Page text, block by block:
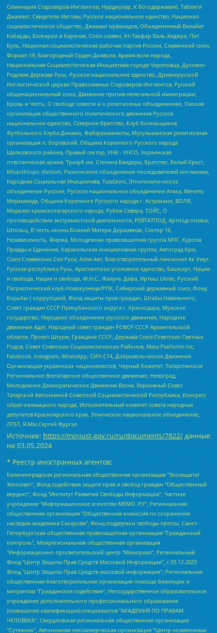
Семинария Староверов-Инглингов, Нурджулар, К Богодержавию, Таблиги
Джамаат, Свидетели Иеговы, Русское национальное единство, Национал-
социалистическое общество, Джамаат мувахидов, Объединенный Вилайат
Кабарды, Балкарии и Карачая, Союз славян, Ат-Такфир Валь-Хиджра, Пит
Буль, Национал-социалистическая рабочая партия России, Славянский союз,
Формат-18, Благородный Орден Дьявола, Армия воли народа,
Национальная Социалистическая Инициатива города Череповца, Духовно-
Родовая Держава Русь, Русское национальное единство, Древнерусской
Инглистической церкви Православных Староверов-Инглингов, Русский
общенациональный союз, Движение против нелегальной иммиграции,
Кровь и Честь, О свободе совести и о религиозных объединениях, Омская
организация общественного политического движения Русское
национальное единство, Северное Братство, Клуб Болельщиков
Футбольного Клуба Динамо, Файзрахманисты, Мусульманская религиозная
организация п. Боровский, Община Коренного Русского народа
Щелковского района, Правый сектор, УНА - УНСО, Украинская
повстанческая армия, Тризуб им. Степана Бандеры, Братство, Белый Крест,
Misanthropic division, Религиозное объединение последователей инглиизма,
Народная Социальная Инициатива, TulaSkins, Этнополитическое
объединение Русские, Русское национальное объединение Атака, Мечеть
Мирмамеда, Община Коренного Русского народа г. Астрахани, ВОЛЯ,
Меджлис крымскотатарского народа, Рубеж Севера, ТОЙС, О
противодействии экстремистской деятельности, РЕВТАТПОД, Артподготовка,
Штольц, В честь иконы Божией Матери Державная, Сектор 16,
Независимость, Фирма, Молодежная правозащитная группа МПГ, Курсом
Правды и Единения, Каракольская инициативная группа, Автоград Крю,
Союз Славянских Сил Руси, Алля-Аят, Благотворительный пансионат Ак Умут,
Русская республика Русь, Арестантское уголовное единство, Башкорт, Нация
и свобода, Нация и свобода, W.H.С., Фалунь Дафа, Иртыш Ultras, Русский
Патриотический клуб-Новокузнецк/РПК, Сибирский державный союз, Фонд
борьбы с коррупцией, Фонд защиты прав граждан, Штабы Навального,
Совет граждан СССР Прикубанского округа г. Краснодара, Мужское
государство, Народное объединение русского движения, Народное
движение Адат, Народный совет граждан РСФСР СССР Архангельской
области, Проект Штурм, Граждане СССР, Держава Союз Советских Светлых
Родов, Совет Советских Социалистических Районов, Meta Platforms Inc,
Facebook, Instagram, WhatsApp, СИЧ-С14, Добровольческое Движение
Организации украинских националистов, Черный Комитет, Татарстанское
Региональное Всетатарское общественное движение, Невоград,
Молодежное Демократическое Движение Весна, Верховный Совет
Татарской Автономной Советской Социалистической Республики, Конгресс
ойрат-калмыцкого народа, Исполнительный комитет совета народных
депутатов Красноярского края, Этническое национальное объединение,
ЛГБТ, Я.МЫ Сергей Фургал
Источник: https://minjust.gov.ru/ru/documents/7822/ данные
на 03.05.2024
* Реестр иностранных агентов:
Калининградская региональная общественная организация "Экозащита!-Женсовет", Фонд содействия защите прав и свобод граждан "Общественный вердикт", Фонд "Институт Развития Свободы Информации", Частное учреждение "Информационное агентство МЕМО. РУ", Региональная общественная организация "Общественная комиссия по сохранению наследия академика Сахарова", Фонд поддержки свободы прессы, Санкт-Петербургская общественная правозащитная организация "Гражданский контроль", Межрегиональная общественная организация "Информационно-просветительский центр "Мемориал", Региональный Фонд "Центр Защиты Прав Средств Массовой Информации", с 05.12.2023 Фонд "Центр Защиты Прав Средств массовой информации", Региональная общественная благотворительная организация помощи беженцам и мигрантам "Гражданское содействие", Негосударственное образовательное учреждение дополнительного профессионального образования (повышение квалификации) специалистов "АКАДЕМИЯ ПО ПРАВАМ ЧЕЛОВЕКА", Свердловская региональная общественная организация "Сутяжник", Автономная некоммерческая организация "Центр независимых социологических исследований", Союз общественных объединений "Российский исследовательский центр по правам человека", Региональное общественное учреждение научно-информационный центр "МЕМОРИАЛ", Некоммерческая организация "Фонд защиты гласности", Автономная некоммерческая организация "Институт прав человека", Городская общественная организация "Екатеринбургское общество "МЕМОРИАЛ", Городская общественная организация "Рязанское историко-просветительское и правозащитное общество "Мемориал" (Рязанский Мемориал), Челябинский региональный орган общественной самодеятельности – женское общественное объединение "Женщины Евразии", Челябинский региональный орган общественной самодеятельности "Уральская правозащитная группа", Фонд содействия защите здоровья и социальной справедливости имени Андрея Рылькова, Автономная Некоммерческая Организация "Аналитический Центр Юрия Левады", Автономная некоммерческая организация социальной поддержки населения "Проект Апрель", Региональная общественная организация помощи женщинам и детям, находящимся в кризисной ситуации "Информационно-методический центр "Анна", Фонд содействия развитию массовых коммуникаций и правовому просвещению "Так-так-Так", Фонд содействия устойчивому развитию "Серебряная тайга", Свердловский региональный общественный фонд социальных проектов "Новое время", "Idel.Реалии", Кавказ.Реалии, Крым.Реалии, Телеканал Настоящее Время, Татаро-башкирская служба Радио Свобода (Azatliq Radiosi), Радио Свободная Европа/Радио Свобода (PCE/PC), "Сибирь.Реалии", "Фактограф", Благотворительный фонд помощи осужденным и их семьям, Автономная некоммерческая организация "Институт глобализации и социальных движений", Фонд "В защиту прав заключенных", Частное учреждение "Центр поддержки и содействия развитию средств массовой информации", Пензенский региональный общественный благотворительный фонд "Гражданский союз", "Север.Реалии", Некоммерческая организация Фонд "Правовая инициатива", Общество с ограниченной ответственностью "Радио Свободная Европа/Радио Свобода", Чешское информационное агентство "MEDIUM-ORIENT", Красноярская региональная общественная организация "Мы против СПИДа", Камалягин Денис Николаевич, Маркелов Сергей Евгеньевич, Пономарев Лев Александрович, Савицкая Людмила Алексеевна, Автономная некоммерческая организация "Центр по работе с проблемой насилия "НАСИЛИЮ.НЕТ", Межрегиональный профессиональный союз работников здравоохранения "Альянс врачей", Юридическое лицо, зарегистрированное в Латвийской Республике, SIA "Medusa Project" (регистрационный номер 40103797863, дата регистрации 10.06.2014), Некоммерческая организация "Фонд по борьбе с коррупцией", Автономная некоммерческая организация "Институт права и публичной политики", Баданин Роман Сергеевич, Гликин Максим Александрович, Железнова Мария Михайловна, Лукьянова Юлия Сергеевна, Маетная Елизавета Витальевна, Маняхин Петр Борисович, Чуракова Ольга Владимировна, Ярош Юлия Петровна, Юридическое лицо "The Insider SIA", зарегистрированное в Риге, Латвийская Республика (дата регистрации 26.06.2015), являющееся администратором доменного имени интернет-издания "The Insider SIA", https://theins.ru, Постернак Алексей Евгеньевич, Рубин Михаил Аркадьевич, Анин Роман Александрович, Юридическое лицо Istories fonds, зарегистрированное в Латвийской Республике (регистрационный номер 50008295751, дата регистрации 24.02.2020), Великовский Дмитрий Александрович, Долинина Ирина Николаевна, Мароховская Алеся Алексеевна, Шлейнов Роман Юрьевич, Шмагун Олеся Валентиновна, Общество с ограниченной ответственностью "Альтаир 2021", Общество с ограниченной ответственностью "Вега 2021", Общество с ограниченной ответственностью "Главный редактор 2021", Общество с ограниченной ответственностью "Ромашки монолит", Важенков Артем Валерьевич, Ивановская областная общественная организация "Центр гендерных исследований", Гурман Юрий Альбертович, Медиапроект "ОВД-Инфо", Егоров Владимир Владимирович, Жилинский Владимир Александрович, Общество с ограниченной ответственностью "ЗП", Иванова София Юрьевна, Карезина Инна Павловна, Кильтау Екатерина Викторовна, Петров Алексей Викторович, Пискунов Сергей Евгеньевич, Смирнов Сергей Сергеевич, Тихонов Михаил Сергеевич, Общество с ограниченной ответственностью "ЖУРНАЛИСТ-ИНОСТРАННЫЙ АГЕНТ", Арапова Галина Юрьевна, Вольтская Татьяна Анатольевна, Американская компания "Mason G.E.S. Anonymous Foundation" (США), являющаяся владельцем интернет-издания https://mnews.world/, Компания "Stichting Bellingcat", зарегистрированная в Нидерландах (дата регистрации 11.07.2018), Захаров Андрей Вячеславович, Клепиковская Екатерина Дмитриевна, Общество с ограниченной ответственностью "МЕМО", Перл Роман Александрович, Симонов Евгений Алексеевич, Соловьева Елена Анатольевна, Сотников Даниил Владимирович, Сурначева Елизавета Дмитриевна, Автономная некоммерческая организация по защите прав человека и информированию населения "Якутия – Наше Мнение", Общество с ограниченной ответственностью "Москоу диджитал медиа", с 26.01.2023 Общество с ограниченной ответственностью "Чайка Белые сады", Ветошкина Валерия Валерьевна, Заговора Максим Александрович, Межрегиональное общественное движение "Российская ЛГБТ - сеть", Оленичев Максим Владимирович, Павлов Иван Юрьевич, Скворцова Елена Сергеевна, Общество с ограниченной ответственностью "Как бы инагент", Кочетков Игорь Викторович, Общество с ограниченной ответственностью "Честные выборы", Еланчик Олег Александрович, Общество с ограниченной ответственностью "Нобелевский призыв", Гималова Регина Эмилевна, Григорьев Андрей Валерьевич, Григорьева Алина Александровна, Ассоциация по содействию защите прав призывников, альтернативнослужащих и военнослужащих "Правозащитная группа "Гражданин.Армия.Право", Хисамова Регина Фаритовна, Автономная некоммерческая организация по реализации социально-правовых программ "Лилит", Дальневосточное общественное движение "Маяк", Санкт-Петербургская ЛГБТ-инициативная группа "Выход", Инициативная группа ЛГБТ+ "Реверс", Алексеев Андрей Викторович, Бекбулатова Таисия Львовна, Беляев Иван Михайлович, Владыкина Елена Сергеевна, Гельман Марат Александрович, Никульшина Вероника Юрьевна, Толоконникова Надежда Андреевна, Шендерович Виктор Анатольевич, Общество с ограниченной ответственностью "Данное сообщение", Общество с ограниченной ответственностью Издательский дом "Новая глава", Айнбиндер Александра Александровна, Московский комьюнити-центр для ЛГБТ+инициатив, Благотворительный фонд развития филантропии, Deutsche Welle (Германия, Kurt-Schumacher-Strasse 3, 53113 Bonn), Борзунова Мария Михайловна, Воробьев Виктор Викторович, Голубева Анна Львовна, Константинова Алла Михайловна, Малкова Ирина Владимировна, Мурадов Мурад Абдулгалимович, Осетинская Елизавета Николаевна, Понасенков Евгений Николаевич, Ганапольский Матвей Юрьевич, Киселев Евгений Алексеевич, Борухович Ирина Григорьевна, Дремин Иван Тимофеевич, Дубровский Дмитрий Викторович, Красноярская региональная общественная организация поддержки и развития альтернативных образовательных технологий и межкультурных коммуникаций "ИНТЕРРА", Маяковская Екатерина Алексеевна, Фейгин Марк Захарович, Филимонов Андрей Викторович, Дзугкоева Регина Николаевна, Доброхотов Роман Александрович, Дудь Юрий Александрович, Елкин Сергей Владимирович, Кругликов Кирилл Игоревич, Сабунаева Мария Леонидовна, Семенов Алексей Владимирович, Шаинян Карен Багратович, Шульман Екатерина Михайловна, Асафьев Артур Валерьевич, Вахштайн Виктор Семенович, Венедиктов Алексей Алексеевич, Лушникова Екатерина Евгеньевна, Волков Леонид Михайлович, Невзоров Александр Глебович, Пархоменко Сергей Борисович, Сироткин Ярослав Николаевич, Кара-Мурза Владимир Владимирович, Баранова Наталья Владимировна, Гозман Леонид Яковлевич, Кагарлицкий Борис Юльевич, Климарев Михаил Валерьевич, Милов Владимир Станиславович, Автономная некоммерческая организация Краснодарский центр современного искусства "Типография", Моргенштерн Алишер Тагирович, Соболь Любовь Эдуардовна, Общество с ограниченной ответственностью "ЛИЗА НОРМ", Каспаров Гарри Кимович, Ходорковский Михаил Борисович, Общество с ограниченной ответственностью "Апрельские тезисы", Данилович Ирина Брониславовна, Кашин Олег Владимирович, Петров Николай Владимирович, Пивоваров Алексей Владимирович, Соколов Михаил Владимирович, Цветкова Юлия Владимировна, Чичваркин Евгений Александрович, Комитет против пыток/Команда против пыток, Общество с ограниченной ответственностью "Первый научный", Общество с ограниченной ответственностью "Вертолет и ко", Белоцерковская Вероника Борисовна, Кац Максим Евгеньевич, Лазарева Татьяна Юрьевна, Шаведдинов Руслан Табризович, Яшин Илья Валерьевич, Общество с ограниченной ответственностью "Иноагент ААВ", Алешковский Дмитрий Петрович, Альбац Евгения Марковна, Быков Дмитрий Львович, Галямина Юлия Евгеньевна, Лойко Сергей Леонидович, Мартынов Кирилл Константинович, Медведев Сергей Александрович, Крашенинников Федор Геннадиевич, Гордеева Катерина Вл